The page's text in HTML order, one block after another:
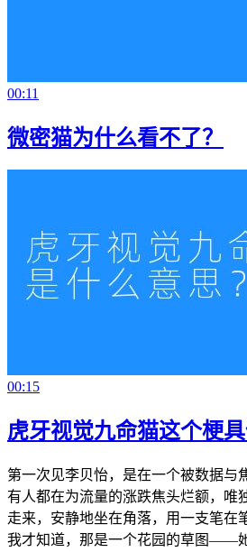
00:11
微密猫为什么看不了？
00:15
虎牙视觉九命猫这个梗具
第一次见李贝怡，是在一个被数据与
有人都在为流量的涨跌焦头烂额，唯
走来，安静地坐在角落，用一支笔在
我才知道，那是一个花园的草图——